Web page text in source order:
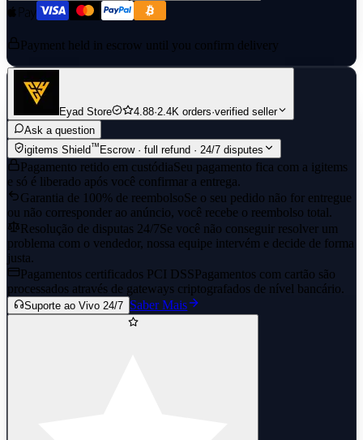
Payment held in escrow until you confirm delivery
Eyad Store 4.88·2.4K orders·verified seller
Ask a question
igitems Shield™Escrow · full refund · 24/7 disputes
Pagamento retido em custódiaSeu pagamento fica com a igitems
e só é liberado após você confirmar a entrega.
Garantia de 100% de reembolsoSe o seu pedido não for entregue
ou não corresponder ao anúncio, você recebe o reembolso total.
Resolução de disputas 24/7Se você não conseguir resolver um
problema com o vendedor, nossa equipe intervém e decide de forma
justa.
Pagamentos certificados PCI DSSPagamentos com cartão são
processados através de gateways criptografados de nível bancário.
Suporte ao Vivo 24/7 Saber Mais